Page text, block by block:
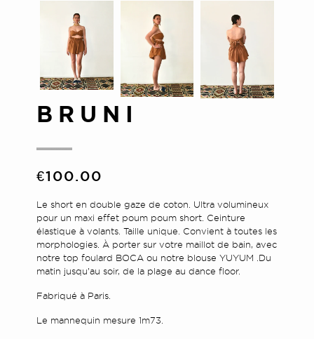
BRUNI
€100.00
Le short en double gaze de coton. Ultra volumineux
pour un maxi effet poum poum short. Ceinture
élastique à volants. Taille unique. Convient à toutes les
morphologies. À porter sur votre maillot de bain, avec
notre top foulard BOCA ou notre blouse YUYUM . Du
matin jusqu’au soir, de la plage au dance floor.
Fabriqué à Paris.
Le mannequin mesure 1m73.